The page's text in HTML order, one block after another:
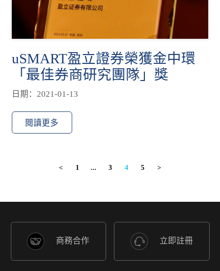
uSMART盈立證券榮獲金中環
「最佳券商研究團隊」獎
日期：2021-01-13
閱讀更多
< 1 ... 3 4 5 >
商務合作 立即註冊